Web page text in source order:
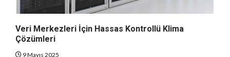
Veri Merkezleri İçin Hassas Kontrollü Klima
Çözümleri
9 Mayıs 2025